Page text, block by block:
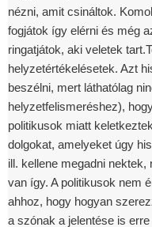
nézni, amit csináltok.
fogjátok így elérni és még
ringatjátok, aki veletek
helyzetértékelésetek. Azt
beszélni, mert láthatólag
helyzetfelismeréshez),
politikusok miatt
dolgokat, amelyeket úgy
ill. kellene megadni
van így. A politikusok nem
ahhoz, hogy hogyan
a szónak a jelentése is